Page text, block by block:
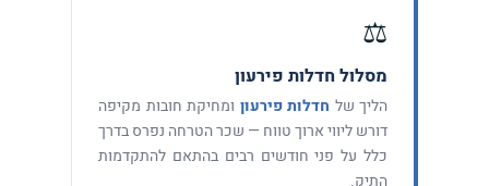
⚖️
מסלול חדלות פירעון
הליך של חדלות פירעון ומחיקת חובות מקיפה
דורש ליווי ארוך טווח — שכר הטרחה נפרס בדרך
כלל על פני חודשים רבים בהתאם להתקדמות
התיק.